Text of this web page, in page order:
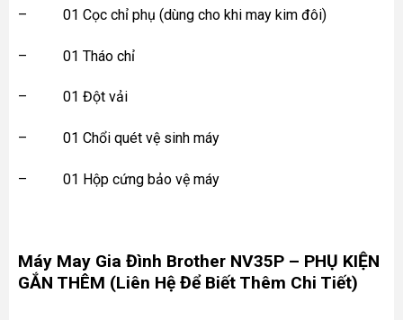
– 01 Cọc chỉ phụ (dùng cho khi may kim đôi)
– 01 Tháo chỉ
– 01 Đột vải
– 01 Chổi quét vệ sinh máy
– 01 Hộp cứng bảo vệ máy
Máy May Gia Đình BrotherNV35P – PHỤ KIỆN
GẮN THÊM (Liên Hệ Để Biết Thêm Chi Tiết)